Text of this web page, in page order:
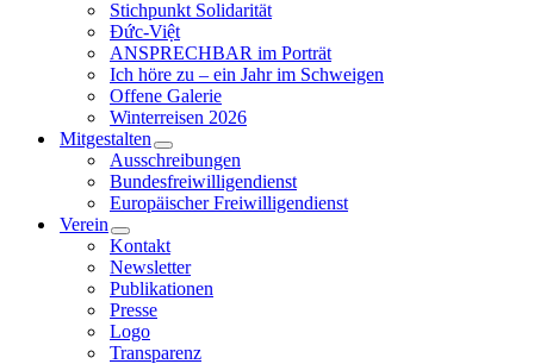
Stichpunkt Solidarität
Đức-Việt
ANSPRECHBAR im Porträt
Ich höre zu – ein Jahr im Schweigen
Offene Galerie
Winterreisen 2026
Mitgestalten
Ausschreibungen
Bundesfreiwilligendienst
Europäischer Freiwilligendienst
Verein
Kontakt
Newsletter
Publikationen
Presse
Logo
Transparenz